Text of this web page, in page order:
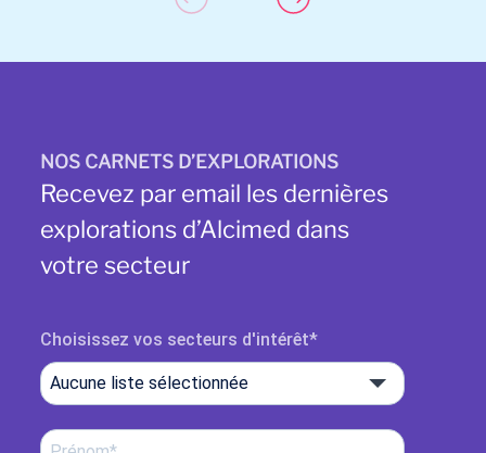
NOS CARNETS D’EXPLORATIONS
Recevez par email les dernières
explorations d’Alcimed dans
votre secteur
Choisissez vos secteurs d'intérêt
Aucune liste sélectionnée